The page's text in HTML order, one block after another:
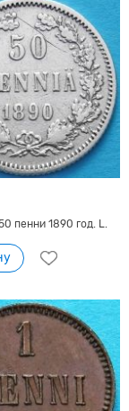
пенни 1890 год. L.